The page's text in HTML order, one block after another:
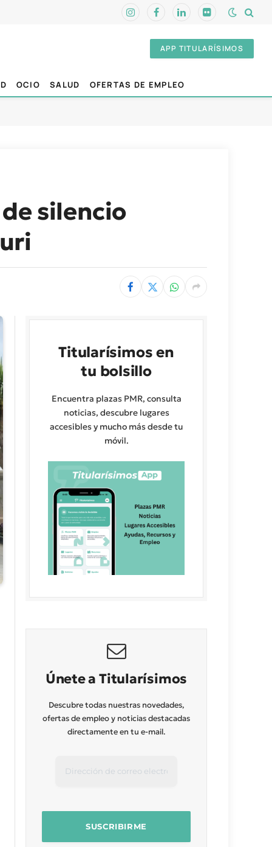
InstagramFacebookLinkedInFlickr
APP TITULARÍSIMOS
OCIO SALUD OFERTAS DE EMPLEO
silencio
Titularísimos en
tu bolsillo
Encuentra plazas PMR, consulta
noticias, descubre lugares
accesibles y mucho más desde tu
móvil.
Únete a Titularísimos
Descubre todas nuestras novedades,
ofertas de empleo y noticias destacadas
directamente en tu e-mail.